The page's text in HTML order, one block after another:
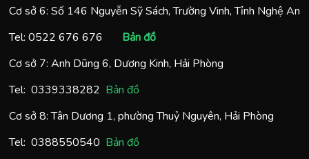
Cơ sở 6: Số 146 Nguyễn Sỹ Sách, Trường Vinh, Tỉnh Nghệ An
Tel: 0522 676 676
Bản đồ
Cơ sở 7: Anh Dũng 6, Dương Kinh, Hải Phòng
Tel: 0339338282 Bản đồ
Cơ sở 8: Tân Dương 1, phường Thuỷ Nguyên, Hải Phòng
Tel: 0388550540 Bản đồ